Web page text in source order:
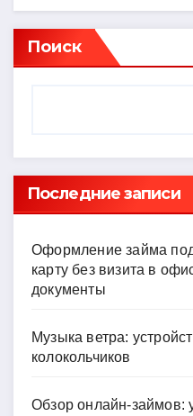
n
o
kl
ni
ki
at
s
A
er
Поиск
Последние записи
Оформление займа
карту без визита в
документы
Музыка ветра:
колокольчиков
Обзор онлайн-займов: